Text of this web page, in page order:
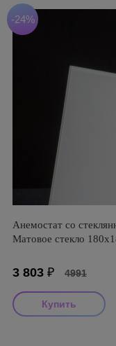
-24%
Анемостат со
Матовое стекло
3 803 ₽ 4991